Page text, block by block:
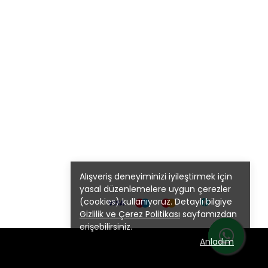
Alışveriş deneyiminizi iyileştirmek için
yasal düzenlemelere uygun çerezler
(cookies) kullanıyoruz. Detaylı bilgiye
Gizlilik ve Çerez Politikası sayfamızdan
erişebilirsiniz.
Anladım